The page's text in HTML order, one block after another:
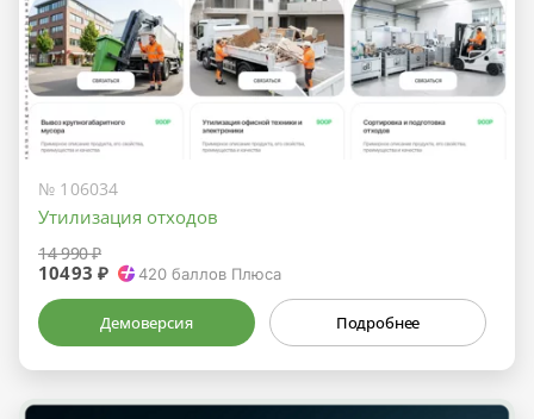
№ 106034
Утилизация отходов
14 990 ₽
10493 ₽ 420 баллов Плюса
Демоверсия Подробнее